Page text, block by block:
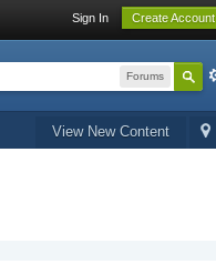
Sign In Create Account
Forums
View New Content